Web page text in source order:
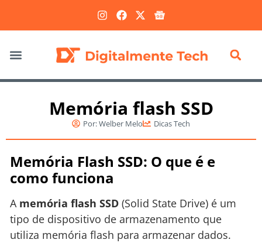
Memória flash SSD
Por:Welber Melo Dicas Tech
Memória Flash SSD: O que é e
como funciona
A memória flash SSD (Solid State Drive) é um
tipo de dispositivo de armazenamento que
utiliza memória flash para armazenar dados.